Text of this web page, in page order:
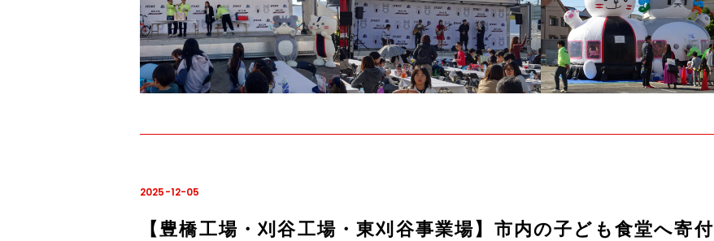
2025-12-05
【豊橋工場・刈谷工場・東刈谷事業場】市内の子ども食堂へ寄付